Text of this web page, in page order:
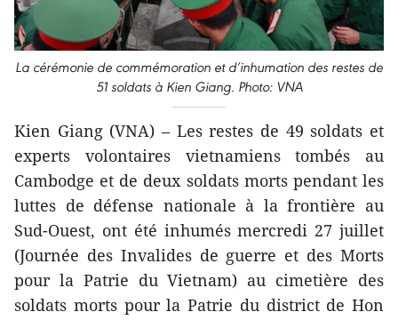
La cérémonie de commémoration et d’inhumation des restes de
51 soldats à Kien Giang. Photo: VNA
Kien Giang (VNA) – Les restes de 49 soldats et
experts volontaires vietnamiens tombés au
Cambodge et de deux soldats morts pendant les
luttes de défense nationale à la frontière au
Sud-Ouest, ont été inhumés mercredi 27 juillet
(Journée des Invalides de guerre et des Morts
pour la Patrie du Vietnam) au cimetière des
soldats morts pour la Patrie du district de Hon